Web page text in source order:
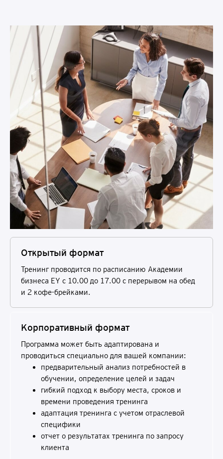
Открытый формат
Тренинг проводится по расписанию Академии
бизнеса EY с 10.00 до 17.00 c перерывом на обед
и 2 кофе-брейками.
Корпоративный формат
Программа может быть адаптирована и
проводиться специально для вашей компании:
предварительный анализ потребностей в
обучении, определение целей и задач
гибкий подход к выбору места, сроков и
времени проведения тренинга
адаптация тренинга с учетом отраслевой
специфики
отчет о результатах тренинга по запросу
клиента